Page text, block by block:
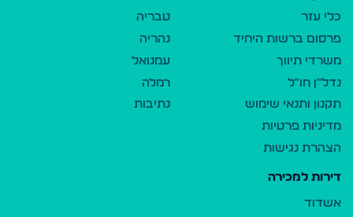
כלי עזר
פרסום ברשות היחיד
משרדי תיווך
נדל"ן חו"ל
תקנון ותנאי שימוש
מדיניות פרטיות
הצהרת נגישות
טבריה
נהריה
עמנואל
רמלה
נתיבות
דירות למכירה
אשדוד